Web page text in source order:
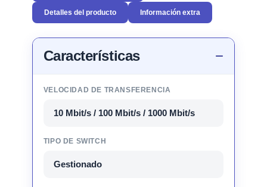
Detalles del producto Información extra
Características
VELOCIDAD DE TRANSFERENCIA
10 Mbit/s / 100 Mbit/s / 1000 Mbit/s
TIPO DE SWITCH
Gestionado